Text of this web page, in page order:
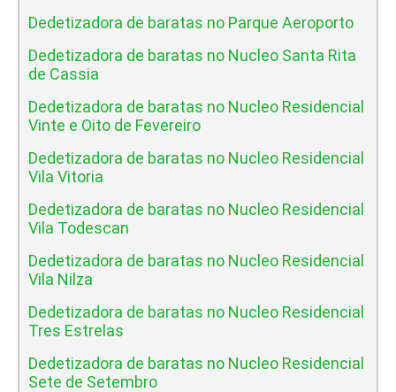
Dedetizadora de baratas no Parque Aeroporto
Dedetizadora de baratas no Nucleo Santa Rita
de Cassia
Dedetizadora de baratas no Nucleo Residencial
Vinte e Oito de Fevereiro
Dedetizadora de baratas no Nucleo Residencial
Vila Vitoria
Dedetizadora de baratas no Nucleo Residencial
Vila Todescan
Dedetizadora de baratas no Nucleo Residencial
Vila Nilza
Dedetizadora de baratas no Nucleo Residencial
Tres Estrelas
Dedetizadora de baratas no Nucleo Residencial
Sete de Setembro